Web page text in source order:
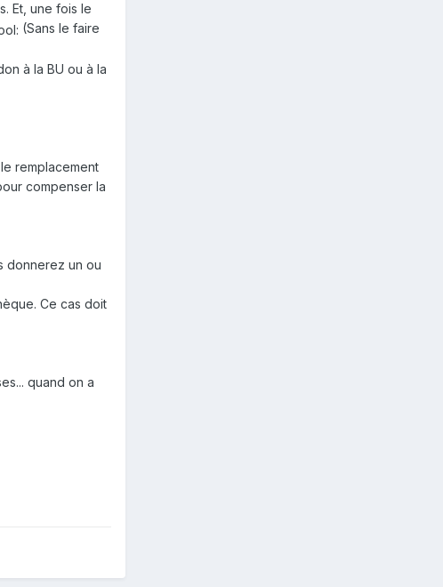
Et, une fois le
(Sans le faire
à la BU ou à la
remplacement
compenser la
donnerez un ou
Ce cas doit
quand on a